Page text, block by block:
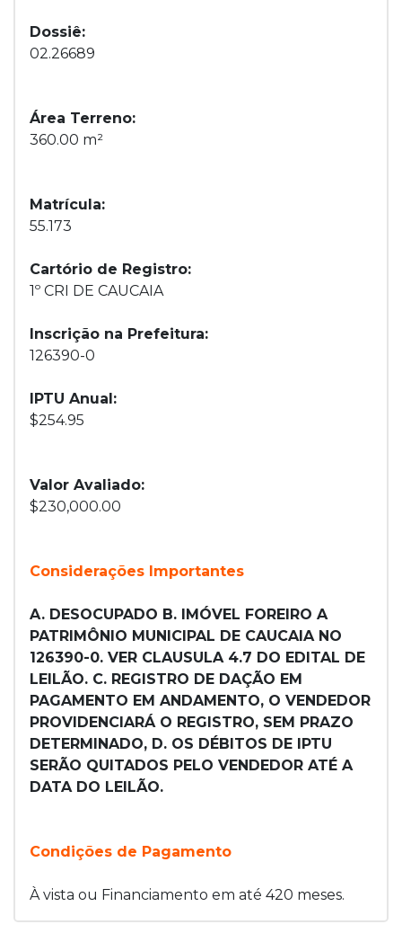
Dossiê:
02.26689
Área Terreno:
360.00 m²
Matrícula:
55.173
Cartório de Registro:
1º CRI DE CAUCAIA
Inscrição na Prefeitura:
126390-0
IPTU Anual:
$254.95
Valor Avaliado:
$230,000.00
Considerações Importantes
A. DESOCUPADO B. IMÓVEL FOREIRO A
PATRIMÔNIO MUNICIPAL DE CAUCAIA NO
126390-0. VER CLAUSULA 4.7 DO EDITAL DE
LEILÃO. C. REGISTRO DE DAÇÃO EM
PAGAMENTO EM ANDAMENTO, O VENDEDOR
PROVIDENCIARÁ O REGISTRO, SEM PRAZO
DETERMINADO, D. OS DÉBITOS DE IPTU
SERÃO QUITADOS PELO VENDEDOR ATÉ A
DATA DO LEILÃO.
Condições de Pagamento
À vista ou Financiamento em até 420 meses.